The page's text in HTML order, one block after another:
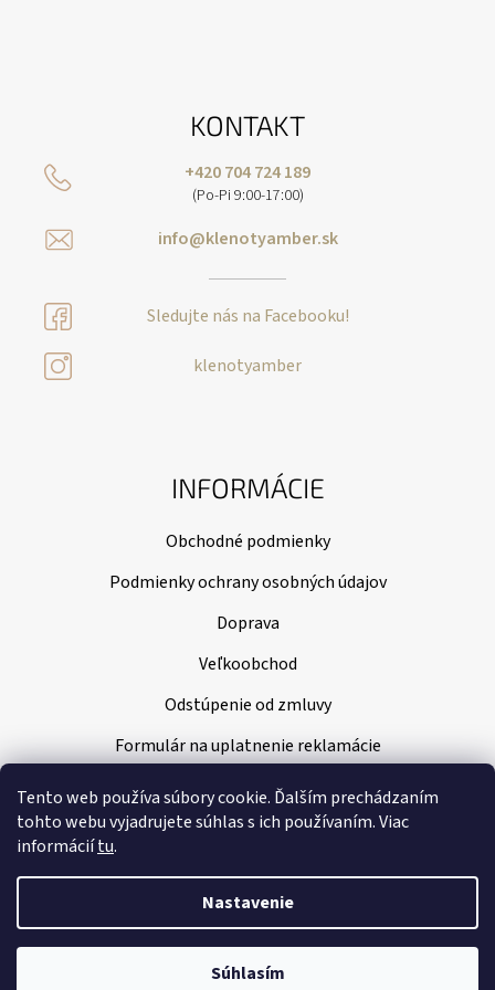
Tento web používa súbory cookie. Ďalším prechádzaním
tohto webu vyjadrujete súhlas s ich používaním. Viac
informáciítu.
Nastavenie
Súhlasím
🌞 DOVOLENKA 🌞 Do 9. 8. 2026 čerpáme dovolenku. Vaše objednávky
budeme vybavovať od 10. 8. 2026. Ďakujeme za pochopenie a prajeme
KONTAKT
+420 704 724 189
(Po-Pi 9:00-17:00)
info@klenotyamber.sk
Sledujte nás na Facebooku!
klenotyamber
INFORMÁCIE
Obchodné podmienky
Podmienky ochrany osobných údajov
Doprava
Veľkoobchod
Odstúpenie od zmluvy
Formulár na uplatnenie reklamácie
Vytvoril Shoptet |Nakódoval Pavel Kuneš
Klenoty Amber. Všetky práva vyhradené.